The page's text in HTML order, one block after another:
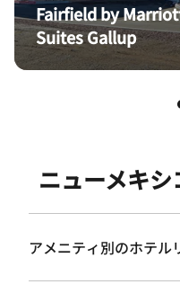
Fairfield by
Suites Gallup
ニューメキ
アメニティ別のホテル